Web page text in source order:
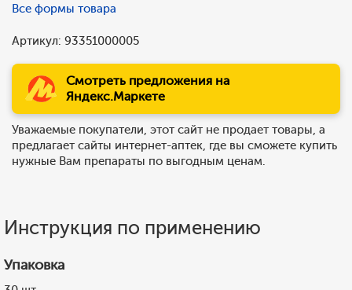
Все формы товара
Артикул: 93351000005
Смотреть предложения на
Яндекс.Маркете
Уважаемые покупатели, этот сайт не продает товары, а
предлагает сайты интернет-аптек, где вы сможете купить
нужные Вам препараты по выгодным ценам.
Инструкция по применению
Упаковка